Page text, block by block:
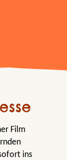
Film
ins